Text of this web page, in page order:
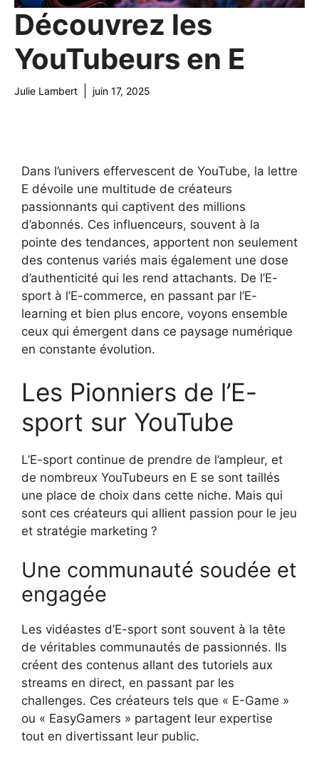
Découvrez les
YouTubeurs en E
Julie Lambert juin 17, 2025
Dans l’univers effervescent de YouTube, la lettre
E dévoile une multitude de créateurs
passionnants qui captivent des millions
d’abonnés. Ces influenceurs, souvent à la
pointe des tendances, apportent non seulement
des contenus variés mais également une dose
d’authenticité qui les rend attachants. De l’E-
sport à l’E-commerce, en passant par l’E-
learning et bien plus encore, voyons ensemble
ceux qui émergent dans ce paysage numérique
en constante évolution.
Les Pionniers de l’E-
sport sur YouTube
L’E-sport continue de prendre de l’ampleur, et
de nombreux YouTubeurs en E se sont taillés
une place de choix dans cette niche. Mais qui
sont ces créateurs qui allient passion pour le jeu
et stratégie marketing ?
Une communauté soudée et
engagée
Les vidéastes d’E-sport sont souvent à la tête
de véritables communautés de passionnés. Ils
créent des contenus allant des tutoriels aux
streams en direct, en passant par les
challenges. Ces créateurs tels que « E-Game »
ou « EasyGamers » partagent leur expertise
tout en divertissant leur public.